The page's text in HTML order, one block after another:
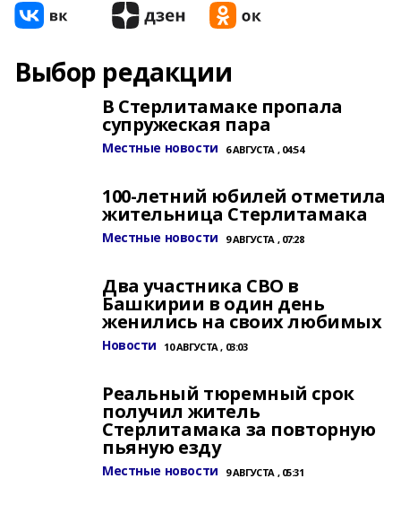
Выбор редакции
В Стерлитамаке пропала
супружеская пара
Местные новости 6 АВГУСТА , 04:54
100-летний юбилей отметила
жительница Стерлитамака
Местные новости 9 АВГУСТА , 07:28
Два участника СВО в
Башкирии в один день
женились на своих любимых
Новости 10 АВГУСТА , 03:03
Реальный тюремный срок
получил житель
Стерлитамака за повторную
пьяную езду
Местные новости 9 АВГУСТА , 05:31